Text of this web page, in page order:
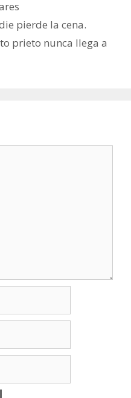
pierde la cena.
prieto nunca llega a